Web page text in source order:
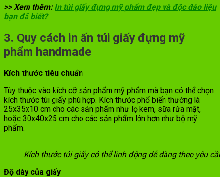
>> Xem thêm: In túi giấy đựng mỹ phẩm đẹp và độc đáo liệu
bạn đã biết?
3. Quy cách in ấn túi giấy đựng mỹ
phẩm handmade
Kích thước tiêu chuẩn
Tùy thuộc vào kích cỡ sản phẩm mỹ phẩm mà bạn có thể chọn
kích thước túi giấy phù hợp. Kích thước phổ biến thường là
25x35x10 cm cho các sản phẩm như lọ kem, sữa rửa mặt,
hoặc 30x40x25 cm cho các sản phẩm lớn hơn như bộ mỹ
phẩm.
Kích thước túi giấy có thể linh động dễ dàng theo yêu
Độ dày của giấy